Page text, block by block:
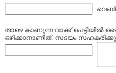
താഴെ കാണുന്ന വാക്ക് പെട്ടിയില്‍
ഒഴിക്കാനാണിത്. സദയം